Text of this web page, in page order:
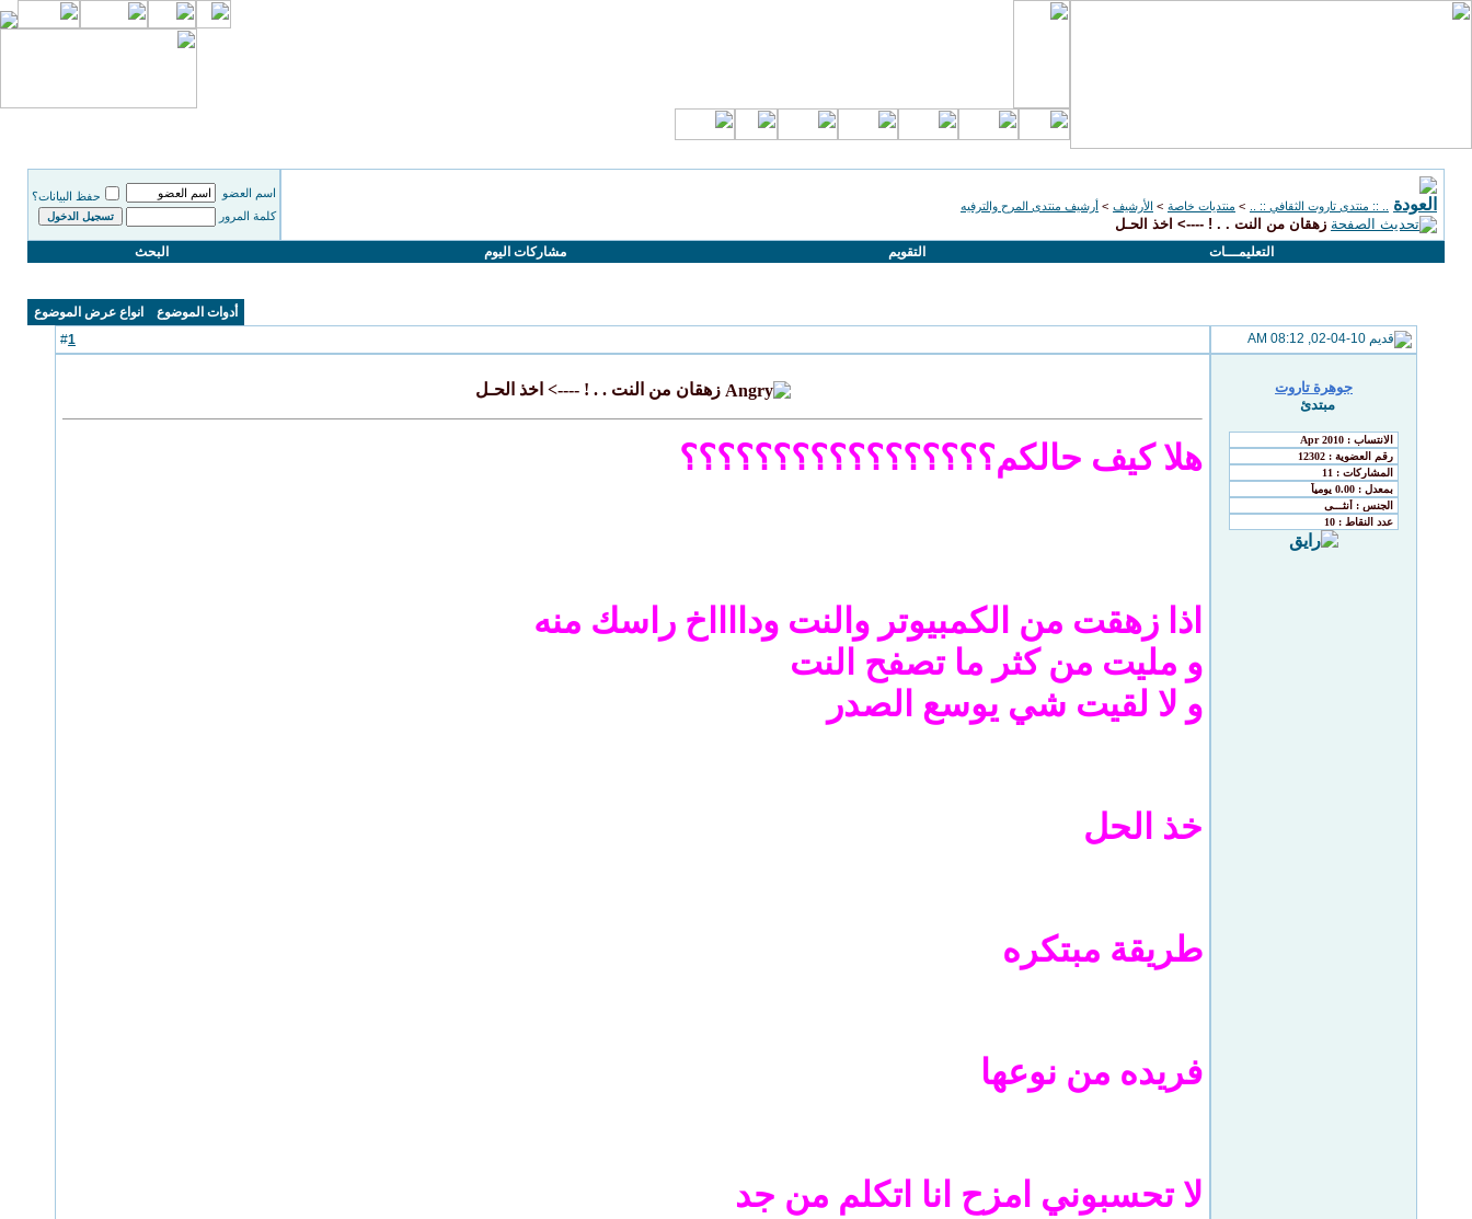
.. :: منتدى تاروت الثقافي :: .. > منتديات خاصة > الأرشيف > أرشيف منتدى المرح والترفيه
زهقان من النت . . ! ----> اخذ الحـل
اسم العضو
حفظ البيانات؟
كلمة المرور
التعليمـــات التقويم مشاركات اليوم البحث
أدوات الموضوع
انواع عرض الموضوع
1
جوهرة تاروت
مبتدئ
زهقان من النت . . ! ----> اخذ الحـل
هلا كيف حالكم؟؟؟؟؟؟؟؟؟؟؟؟؟؟؟؟؟
اذا زهقت من الكمبيوتر والنت ودااااخ راسك منه
و مليت من كثر ما تصفح النت
و لا لقيت شي يوسع الصدر
خذ الحل
طريقة مبتكره
فريده من نوعها
لا تحسبوني امزح انا اتكلم من جد